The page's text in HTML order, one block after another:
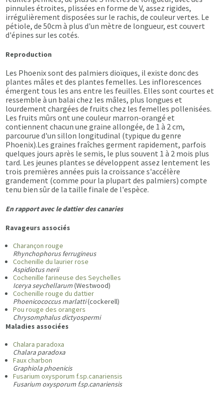
pinnules étroites, plissées en forme de V, assez rigides,
irrégulièrement disposées sur le rachis, de couleur vertes. Le
pétiole, de 50cm à plus d'un mètre de longueur, est couvert
d'épines sur les cotés.
Reproduction
Les Phoenix sont des palmiers dioïques, il existe donc des
plantes mâles et des plantes femelles. Les inflorescences
émergent tous les ans entre les feuilles. Elles sont courtes et
ressemble à un balai chez les mâles, plus longues et
lourdement chargées de fruits chez les femelles pollenisées.
Les fruits mûrs ont une couleur marron-orangé et
contiennent chacun une graine allongée, de 1 à 2 cm,
parcourue d'un sillon longitudinal (typique du genre
Phoenix).Les graines fraîches germent rapidement, parfois
quelques jours après le semis, le plus souvent 1 à 2 mois plus
tard. Les jeunes plantes se développent assez lentement les
trois premières années puis la croissance s'accélère
grandement (comme pour la plupart des palmiers) compte
tenu bien sûr de la taille finale de l'espèce.
En rapport avec le dattier des canaries
Ravageurs associés
Charançon rouge
Rhynchophorus ferrugineus
Cochenille du laurier rose
Aspidiotus nerii
Cochenille farineuse des Seychelles
Icerya seychellarum(Westwood)
Cochenille rouge du dattier
Phoenicococcus marlatti(cockerell)
Pou rouge des orangers
Chrysomphalus dictyospermi
Maladies associées
Chalara paradoxa
Chalara paradoxa
Faux charbon
Graphiola phoenicis
Fusarium oxysporum f.sp.canariensis
Fusarium oxysporum f.sp.canariensis